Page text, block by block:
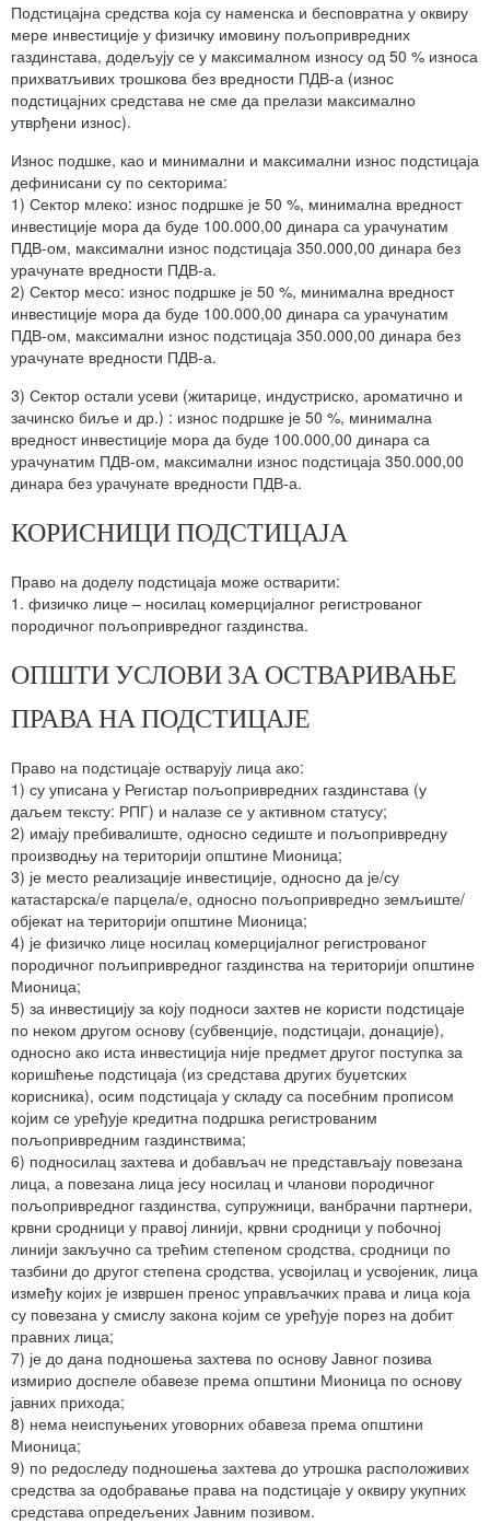
Подстицајна средства која су наменска и бесповратна у оквиру
мере инвестиције у физичку имовину пољопривредних
газдинстава, додељују се у максималном износу од 50 % износа
прихватљивих трошкова без вредности ПДВ-а (износ
подстицајних средстава не сме да прелази максимално
утврђени износ).
Износ подшке, као и минимални и максимални износ подстицаја
дефинисани су по секторима:
1) Сектор млеко: износ подршке је 50 %, минимална вредност
инвестиције мора да буде 100.000,00 динара са урачунатим
ПДВ-ом, максимални износ подстицаја 350.000,00 динара без
урачунате вредности ПДВ-а.
2) Сектор месо: износ подршке је 50 %, минимална вредност
инвестиције мора да буде 100.000,00 динара са урачунатим
ПДВ-ом, максимални износ подстицаја 350.000,00 динара без
урачунате вредности ПДВ-а.
3) Сектор остали усеви (житарице, индустриско, ароматично и
зачинско биље и др.) : износ подршке је 50 %, минимална
вредност инвестиције мора да буде 100.000,00 динара са
урачунатим ПДВ-ом, максимални износ подстицаја 350.000,00
динара без урачунате вредности ПДВ-а.
КОРИСНИЦИ ПОДСТИЦАЈА
Право на доделу подстицаја може остварити:
1. физичко лице – носилац комерцијалног регистрованог
породичног пољопривредног газдинства.
ОПШТИ УСЛОВИ ЗА ОСТВАРИВАЊЕ
ПРАВА НА ПОДСТИЦАЈЕ
Право на подстицаје остварују лица ако:
1) су уписана у Регистар пољопривредних газдинстава (у
даљем тексту: РПГ) и налазе се у активном статусу;
2) имају пребивалиште, односно седиште и пољопривредну
производњу на територији општине Мионица;
3) је место реализације инвестиције, односно да је/су
катастарска/е парцела/е, односно пољопривредно земљиште/
објекат на територији општине Мионица;
4) је физичко лице носилац комерцијалног регистрованог
породичног пољипривредног газдинства на територији општине
Мионица;
5) за инвестицију за коју подноси захтев не користи подстицаје
по неком другом основу (субвенције, подстицаји, донације),
односно ако иста инвестиција није предмет другог поступка за
коришћење подстицаја (из средстава других буџетских
корисника), осим подстицаја у складу са посебним прописом
којим се уређује кредитна подршка регистрованим
пољопривредним газдинствима;
6) подносилац захтева и добављач не представљају повезана
лица, а повезана лица јесу носилац и чланови породичног
пољопривредног газдинства, супружници, ванбрачни партнери,
крвни сродници у правој линији, крвни сродници у побочној
линији закључно са трећим степеном сродства, сродници по
тазбини до другог степена сродства, усвојилац и усвојеник, лица
између којих је извршен пренос управљачких права и лица која
су повезана у смислу закона којим се уређује порез на добит
правних лица;
7) је до дана подношења захтева по основу Јавног позива
измирио доспеле обавезе према општини Мионица по основу
јавних прихода;
8) нема неиспуњених уговорних обавеза према општини
Мионица;
9) по редоследу подношења захтева до утрошка расположивих
средства за одобравање права на подстицаје у оквиру укупних
средстава опредељених Јавним позивом.